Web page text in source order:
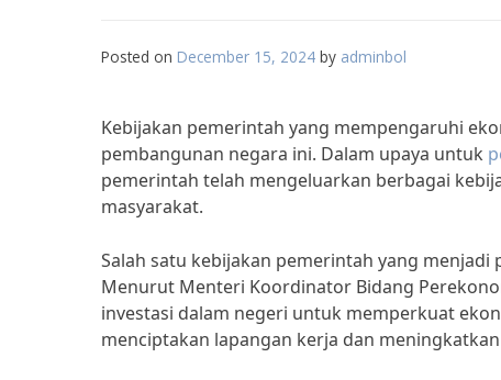
Posted on December 15, 2024 by adminbol
Kebijakan pemerintah yang mempengaruhi
pembangunan negara ini. Dalam upaya untuk
pemerintah telah mengeluarkan berbagai
masyarakat.
Salah satu kebijakan pemerintah yang
Menurut Menteri Koordinator Bidang
investasi dalam negeri untuk memperkuat
menciptakan lapangan kerja dan